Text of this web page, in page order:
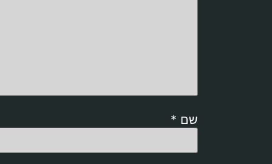
שם *